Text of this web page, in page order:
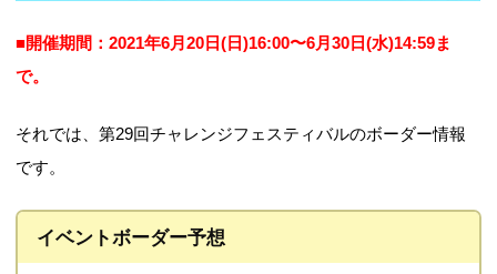
■開催期間：2021年6月20日(日)16:00〜6月30日(水)14:59ま
で。
それでは、第29回チャレンジフェスティバルのボーダー情報
です。
イベントボーダー予想